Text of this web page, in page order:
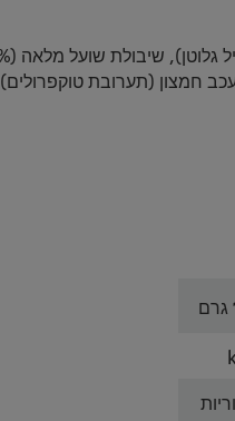
חמצון (תערובת טוקפרולים)